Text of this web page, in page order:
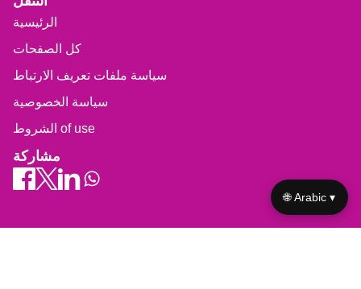
الرئيسية
كل الصفحات
سياسة ملفات تعريف الارتباط
سياسة الخصوصية
الشروط of use
مشاركة
🌐 Arabic ▾